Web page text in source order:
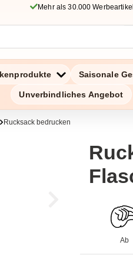
Mehr als 30.000 Werbeartikel
Saisonale
Unverbindliches Angebot
Rucksack bedrucken
Ab